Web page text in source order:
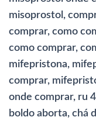
misoprostol,
comprar, como
como comprar,
mifepristona,
comprar,
onde comprar, ru
boldo aborta, chá